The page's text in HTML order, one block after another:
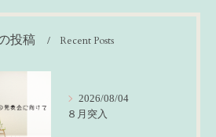
投稿 Recent Posts
2026/08/04
８月突入